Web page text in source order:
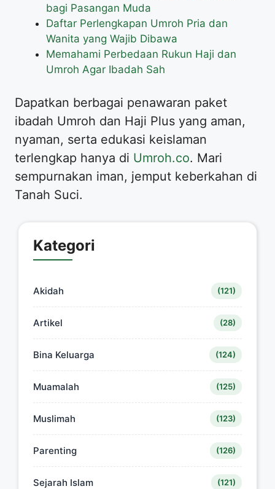
bagi Pasangan Muda
Daftar Perlengkapan Umroh Pria dan
Wanita yang Wajib Dibawa
Memahami Perbedaan Rukun Haji dan
Umroh Agar Ibadah Sah
Dapatkan berbagai penawaran paket
ibadah Umroh dan Haji Plus yang aman,
nyaman, serta edukasi keislaman
terlengkap hanya di Umroh.co. Mari
sempurnakan iman, jemput keberkahan di
Tanah Suci.
Kategori
Akidah (121)
Artikel (28)
Bina Keluarga (124)
Muamalah (125)
Muslimah (123)
Parenting (126)
Sejarah Islam (121)